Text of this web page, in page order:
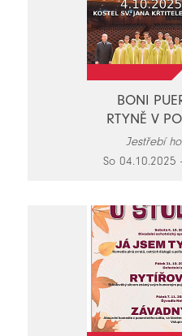
BONI
RTYNĚ V
Jestřebí
So 04.10.2025